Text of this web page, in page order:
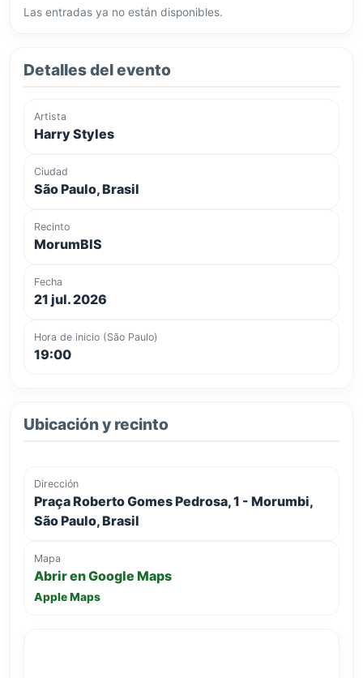
Las entradas ya no están disponibles.
Detalles del evento
Artista
Harry Styles
Ciudad
São Paulo, Brasil
Recinto
MorumBIS
Fecha
21 jul. 2026
Hora de inicio (São Paulo)
19:00
Ubicación y recinto
Dirección
Praça Roberto Gomes Pedrosa, 1 - Morumbi,
São Paulo, Brasil
Mapa
Abrir en Google Maps
Apple Maps